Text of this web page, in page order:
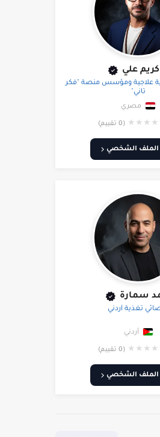
علي
علاجية ومؤسس منصة "فكر
تاني"
مصري
★
★
★
★ (0 تقييم)
الشخصي
سمارة
تغذية أردني
أردني
★
★
★
★ (0 تقييم)
الشخصي